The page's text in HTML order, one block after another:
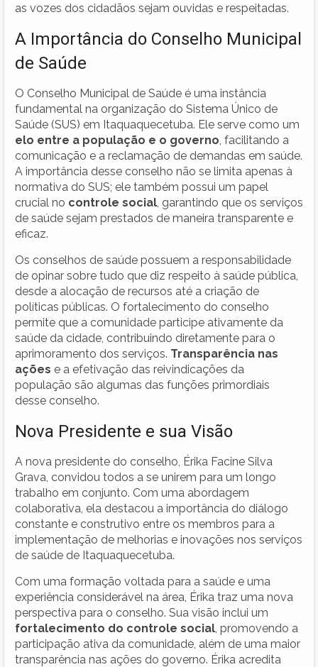
as vozes dos cidadãos sejam ouvidas e respeitadas.
A Importância do Conselho Municipal
de Saúde
O Conselho Municipal de Saúde é uma instância
fundamental na organização do Sistema Único de
Saúde (SUS) em Itaquaquecetuba. Ele serve como um
elo entre a população e o governo , facilitando a
comunicação e a reclamação de demandas em saúde.
A importância desse conselho não se limita apenas à
normativa do SUS; ele também possui um papel
crucial no controle social , garantindo que os serviços
de saúde sejam prestados de maneira transparente e
eficaz.
Os conselhos de saúde possuem a responsabilidade
de opinar sobre tudo que diz respeito à saúde pública,
desde a alocação de recursos até a criação de
políticas públicas. O fortalecimento do conselho
permite que a comunidade participe ativamente da
saúde da cidade, contribuindo diretamente para o
aprimoramento dos serviços. Transparência nas
ações e a efetivação das reivindicações da
população são algumas das funções primordiais
desse conselho.
Nova Presidente e sua Visão
A nova presidente do conselho, Érika Facine Silva
Grava, convidou todos a se unirem para um longo
trabalho em conjunto. Com uma abordagem
colaborativa, ela destacou a importância do diálogo
constante e construtivo entre os membros para a
implementação de melhorias e inovações nos serviços
de saúde de Itaquaquecetuba.
Com uma formação voltada para a saúde e uma
experiência considerável na área, Érika traz uma nova
perspectiva para o conselho. Sua visão inclui um
fortalecimento do controle social , promovendo a
participação ativa da comunidade, além de uma maior
transparência nas ações do governo. Érika acredita